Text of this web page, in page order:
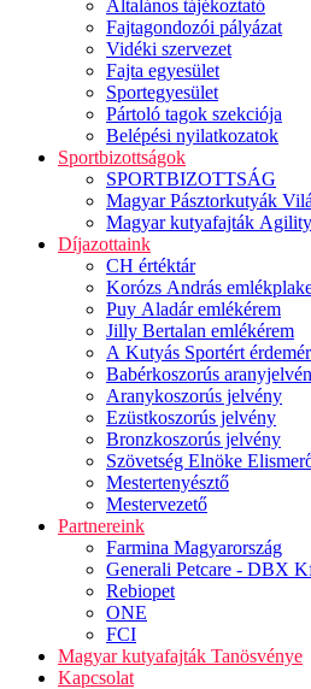
Általános tájékoztató
Fajtagondozói pályázat
Vidéki szervezet
Fajta egyesület
Sportegyesület
Pártoló tagok szekciója
Belépési nyilatkozatok
Sportbizottságok
SPORTBIZOTTSÁG
Magyar Pásztorkutyák
Magyar kutyafajták Agility
Díjazottaink
CH értéktár
Korózs András
Puy Aladár emlékérem
Jilly Bertalan emlékérem
A Kutyás Sportért
Babérkoszorús
Aranykoszorús jelvény
Ezüstkoszorús jelvény
Bronzkoszorús jelvény
Szövetség Elnöke
Mestertenyésztő
Mestervezető
Partnereink
Farmina Magyarország
Generali Petcare - DBX
Rebiopet
ONE
FCI
Magyar kutyafajták Tanösvénye
Kapcsolat